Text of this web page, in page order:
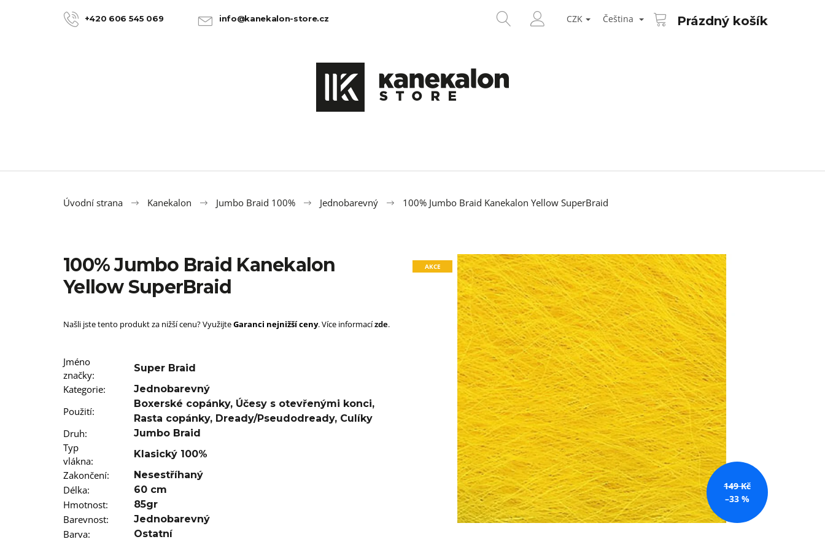
+420 606 545 069 info@kanekalon-store.cz
HLEDAT
CZK Čeština NÁKUPNÍ
KOŠÍK
Prázdný košík
Úvodní strana Kanekalon Jumbo Braid 100% Jednobarevný 100% Jumbo Braid Kanekalon Yellow SuperBraid
100% Jumbo Braid Kanekalon
Yellow SuperBraid
AKCE
149 Kč
–33 %
Našli jste tento produkt za nižší cenu? VyužijteGaranci nejnižší ceny. Více informacízde.
Jméno
značky:
Super Braid
Kategorie: Jednobarevný
Použití:
Boxerské copánky, Účesy s otevřenými konci,
Rasta copánky, Dready/Pseudodready, Culíky
Druh: Jumbo Braid
Typ
vlákna:
Klasický 100%
Zakončení: Nesestříhaný
Délka: 60 cm
Hmotnost: 85gr
Barevnost: Jednobarevný
Barva: Ostatní
Co potřebujete najít?
100% JUMBO BRAID KANEKALON 22
SUPERBRAID
99 Kč
100% EZ KANEKALON 1
100% JUMBO BRAID KANEKALON 1
SUPERBRAID
99 Kč
Původně:149 Kč